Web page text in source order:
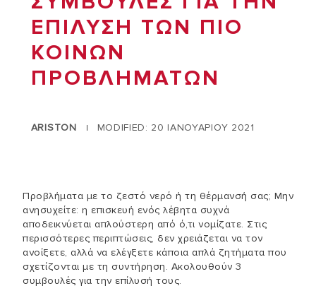
ΕΠΙΛΥΣΗ ΤΩΝ ΠΙΟ
ΚΟΙΝΩΝ
ΠΡΟΒΛΗΜΑΤΩΝ
ARISTON | MODIFIED: 20 ΙΑΝΟΥΑΡΙΟΥ 2021
Προβλήματα με το ζεστό νερό ή τη θέρμανσή σας; Μην
ανησυχείτε: η επισκευή ενός λέβητα συχνά
αποδεικνύεται απλούστερη από ό,τι νομίζατε. Στις
περισσότερες περιπτώσεις, δεν χρειάζεται να τον
ανοίξετε, αλλά να ελέγξετε κάποια απλά ζητήματα που
σχετίζονται με τη συντήρηση. Ακολουθούν 3
συμβουλές για την επίλυσή τους.